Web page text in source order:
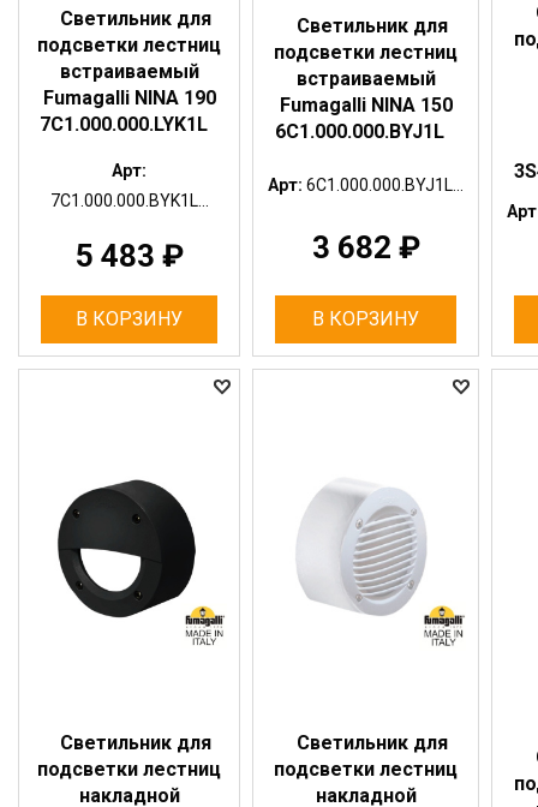
Светильник для
подсветки лестниц
встраиваемый
Fumagalli NINA 190
7C1.000.000.LYK1L
Арт:
7C1.000.000.BYK1L...
5 483 ₽
В КОРЗИНУ
Светильник для
подсветки лестниц
встраиваемый
Fumagalli NINA 150
6C1.000.000.BYJ1L
Арт: 6C1.000.000.BYJ1L...
3 682 ₽
В КОРЗИНУ
Светильник для
подсветки лестниц
накладной
Светильник для
подсветки лестниц
накладной